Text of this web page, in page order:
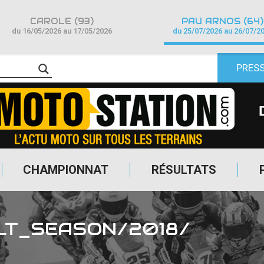
CHAMPIONNAT RÉSULTATS
CAROLE (93)
du 16/05/2026 au 17/05/2026
PAU ARNOS (64)
du 25/07/2026 au 26/07/
2018/